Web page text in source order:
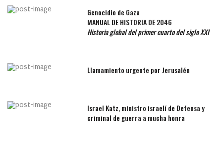
Genocidio de Gaza
MANUAL DE HISTORIA DE 2046
Historia global del primer cuarto del siglo XXI
Llamamiento urgente por Jerusalén
Israel Katz, ministro israelí de Defensa y
criminal de guerra a mucha honra